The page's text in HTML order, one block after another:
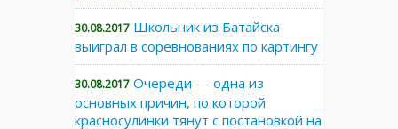
30.08.2017 Школьник из Батайска
выиграл в соревнованиях по картингу
30.08.2017 Очереди — одна из
основных причин, по которой
красносулинки тянут с постановкой на